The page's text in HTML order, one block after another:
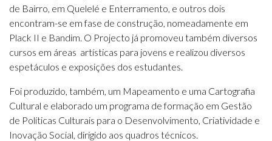
de Bairro, em Quelelé e Enterramento, e outros dois
encontram-se em fase de construção, nomeadamente em
Plack II e Bandim. O Projecto já promoveu também diversos
cursos em áreas artísticas para jovens e realizou diversos
espetáculos e exposições dos estudantes.
Foi produzido, também, um Mapeamento e uma Cartografia
Cultural e elaborado um programa de formação em Gestão
de Políticas Culturais para o Desenvolvimento, Criatividade e
Inovação Social, dirigido aos quadros técnicos.